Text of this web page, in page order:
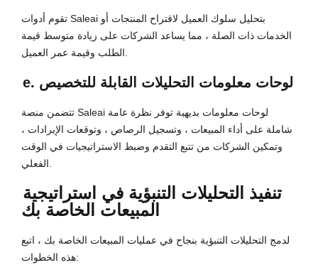
تقوم أدوات Saleai بتحليل سلوك العميل لاقتراح المنتجات أو
الخدمات ذات الصلة ، مما يساعد الشركات على زيادة متوسط ​​قيمة
الطلب وقيمة عمر العميل.
e. لوحات معلومات التحليلات القابلة للتخصيص
تتضمن منصة Saleai لوحات معلومات بديهية توفر نظرة عامة
شاملة على أداء المبيعات ، وتسجيل الرصاص ، وتوقعات الإيرادات ،
وتمكين الشركات من تتبع التقدم وضبط الاستراتيجيات في الوقت
الفعلي.
تنفيذ التحليلات التنبؤية في استراتيجية
المبيعات الخاصة بك
لدمج التحليلات التنبؤية بنجاح في عمليات المبيعات الخاصة بك ، اتبع
هذه الخطوات: